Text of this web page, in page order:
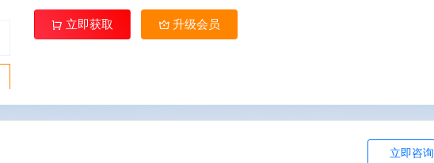
立即获取 升级会员
立即咨询